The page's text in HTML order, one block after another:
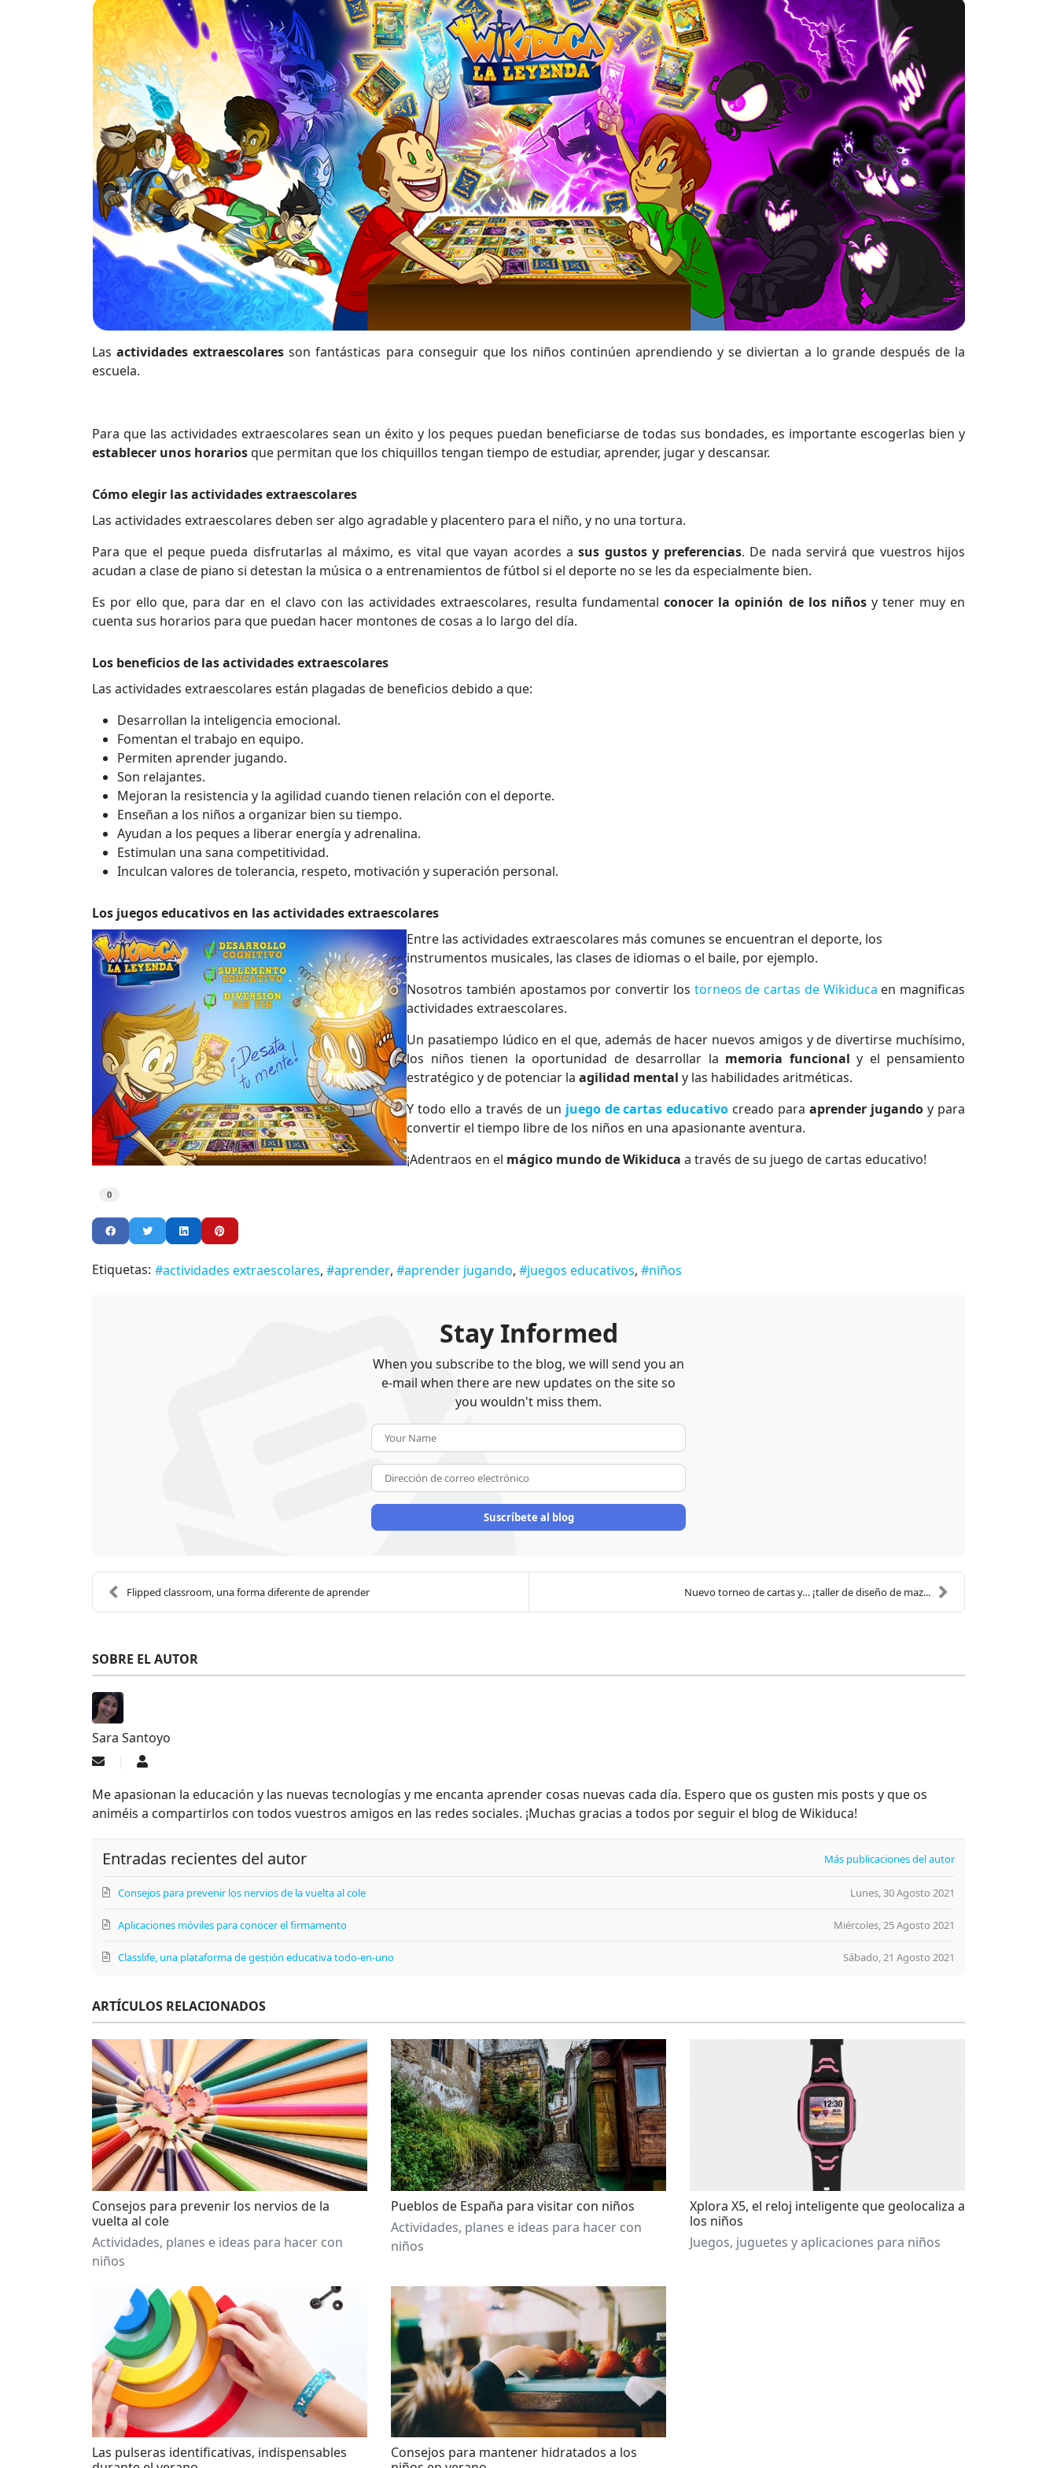
Lasactividades extraescolares son fantásticas para conseguir que los niños continúen aprendiendo y se diviertan a lo grande después de la
escuela.
Para que las actividades extraescolares sean un éxito y los peques puedan beneficiarse de todas sus bondades, es importante escogerlas bien y
establecer unos horariosque permitan que los chiquillos tengan tiempo de estudiar, aprender, jugar y descansar.
Cómo elegir las actividades extraescolares
Las actividades extraescolares deben ser algo agradable y placentero para el niño, y no una tortura.
Para que el peque pueda disfrutarlas al máximo, es vital que vayan acordes asus gustos y preferencias. De nada servirá que vuestros hijos
acudan a clase de piano si detestan la música o a entrenamientos de fútbol si el deporte no se les da especialmente bien.
Es por ello que, para dar en el clavo con las actividades extraescolares, resulta fundamentalconocer la opinión de los niñosy tener muy en
cuenta sus horarios para que puedan hacer montones de cosas a lo largo del día.
Los beneficios de las actividades extraescolares
Las actividades extraescolares están plagadas de beneficios debido a que:
Desarrollan la inteligencia emocional.
Fomentan el trabajo en equipo.
Permiten aprender jugando.
Son relajantes.
Mejoran la resistencia y la agilidad cuando tienen relación con el deporte.
Enseñan a los niños a organizar bien su tiempo.
Ayudan a los peques a liberar energía y adrenalina.
Estimulan una sana competitividad.
Inculcan valores de tolerancia, respeto, motivación y superación personal.
Los juegos educativos en las actividades extraescolares
Entre las actividades extraescolares más comunes se encuentran el deporte, los
instrumentos musicales, las clases de idiomas o el baile, por ejemplo.
Nosotros también apostamos por convertir los torneos de cartas de Wikiduca en magnificas
actividades extraescolares.
Un pasatiempo lúdico en el que, además de hacer nuevos amigos y de divertirse muchísimo,
los niños tienen la oportunidad de desarrollar la memoria funcional y el pensamiento
estratégico y de potenciar la agilidad mental y las habilidades aritméticas.
Y todo ello a través de un juego de cartas educativo creado paraaprender jugando y para
convertir el tiempo libre de los niños en una apasionante aventura.
¡Adentraos en el mágico mundo de Wikiduca a través de su juego de cartas educativo!
0
Etiquetas: actividades extraescolares aprender aprender jugando juegos educativos niños
Stay Informed
When you subscribe to the blog, we will send you an
e-mail when there are new updates on the site so
you wouldn't miss them.
Dirección de correo electrónico
Suscríbete al blog
Flipped classroom, una forma diferente de aprender Nuevo torneo de cartas y… ¡taller de diseño de maz...
SOBRE EL AUTOR
Sara Santoyo
Suscribirse a las actualizaciones
Sara Santoyo
Me apasionan la educación y las nuevas tecnologías y me encanta aprender cosas nuevas cada día. Espero que os gusten mis posts y que os
animéis a compartirlos con todos vuestros amigos en las redes sociales. ¡Muchas gracias a todos por seguir el blog de Wikiduca!
Entradas recientes del autor Más publicaciones del autor
Lunes, 30 Agosto 2021
Consejos para prevenir los nervios de la vuelta al cole
Miércoles, 25 Agosto 2021
Aplicaciones móviles para conocer el firmamento
Sábado, 21 Agosto 2021
Classlife, una plataforma de gestión educativa todo-en-uno
ARTÍCULOS RELACIONADOS
Consejos para prevenir los nervios de la
vuelta al cole
Actividades, planes e ideas para hacer con
niños
Pueblos de España para visitar con niños
Actividades, planes e ideas para hacer con
niños
Xplora X5, el reloj inteligente que geolocaliza a
los niños
Juegos, juguetes y aplicaciones para niños
Las pulseras identificativas, indispensables
Consejos para mantener hidratados a los